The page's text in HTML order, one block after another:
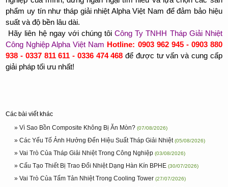
phẩm uy tín như tháp giải nhiệt Alpha Việt Nam để đảm bảo hiệu
suất và độ bền lâu dài.
Hãy liên hệ ngay với chúng tôiCông Ty TNHH Tháp Giải Nhiệt
Công Nghiệp Alpha Việt Nam Hotline: 0903 962 945 - 0903 880
938 - 0337 811 611 - 0336 474 468để được tư vấn và cung cấp
giải pháp tối ưu nhất!
Các bài viết khác
» Vì Sao Bồn Composite Không Bị Ăn Mòn?(07/08/2026)
» Các Yếu Tố Ảnh Hưởng Đến Hiệu Suất Tháp Giải Nhiệt(05/08/2026)
» Vai Trò Của Tháp Giải Nhiệt Trong Công Nghiệp(03/08/2026)
» Cấu Tạo Thiết Bị Trao Đổi Nhiệt Dạng Hàn Kín BPHE(30/07/2026)
» Vai Trò Của Tấm Tản Nhiệt Trong Cooling Tower(27/07/2026)